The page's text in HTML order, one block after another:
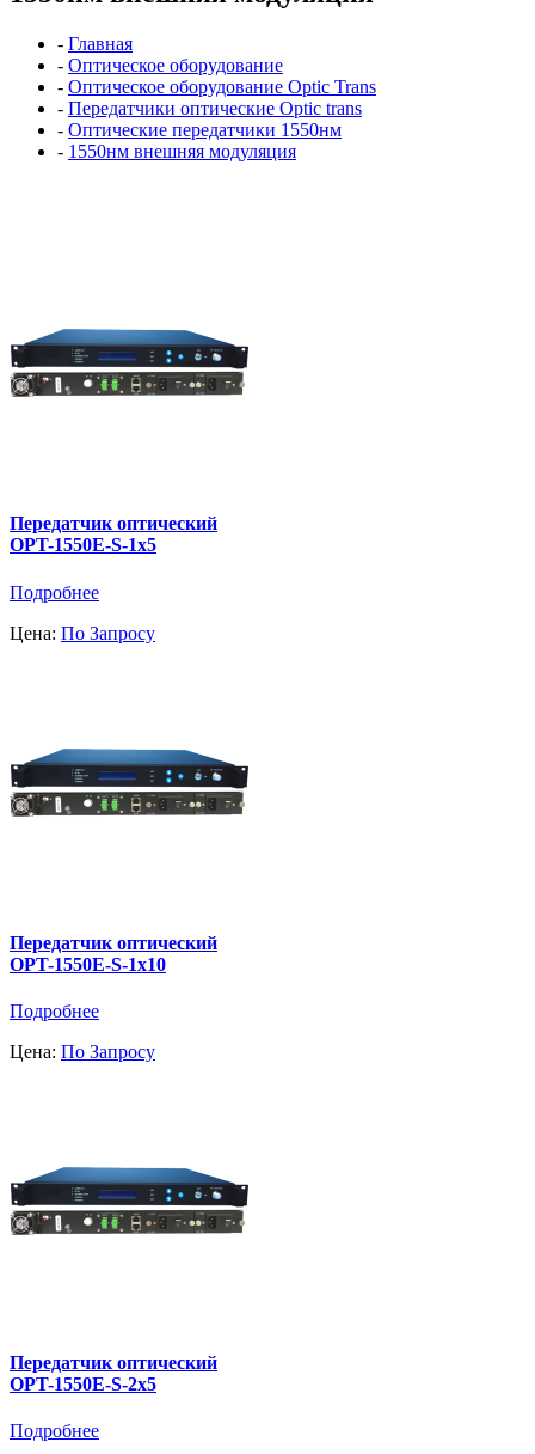
- Главная
- Оптическое оборудование
- Оптическое оборудование Optic Trans
- Передатчики оптические Optic trans
- Оптические передатчики 1550нм
- 1550нм внешняя модуляция
Передатчик оптический
OPT-1550E-S-1x5
Подробнее
Цена: По Запросу
Передатчик оптический
OPT-1550E-S-1x10
Подробнее
Цена: По Запросу
Передатчик оптический
OPT-1550E-S-2x5
Подробнее